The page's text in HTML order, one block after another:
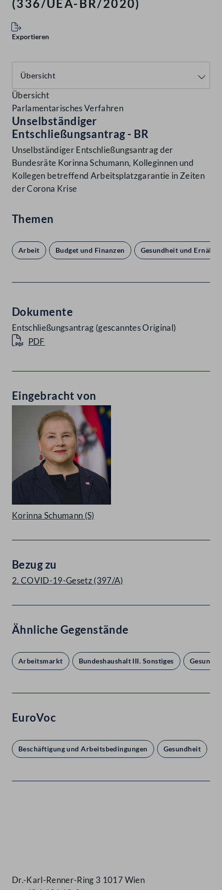
(336/UEA-BR/2020)
Exportieren
Übersicht
Parlamentarisches Verfahren
Unselbständiger
Entschließungsantrag - BR
Unselbständiger Entschließungsantrag der
Bundesräte Korinna Schumann, Kolleginnen und
Kollegen betreffend Arbeitsplatzgarantie in Zeiten
der Corona Krise
Themen
Arbeit Budget und Finanzen Gesundheit und
Dokumente
Entschließungsantrag (gescanntes Original)
PDF
Eingebracht von
Korinna Schumann (S)
Bezug zu
2. COVID-19-Gesetz (397/A)
Ähnliche Gegenstände
Arbeitsmarkt Bundeshaushalt III. Sonstiges
EuroVoc
Beschäftigung und Arbeitsbedingungen Gesundheit
Dr.-Karl-Renner-Ring 3 1017 Wien